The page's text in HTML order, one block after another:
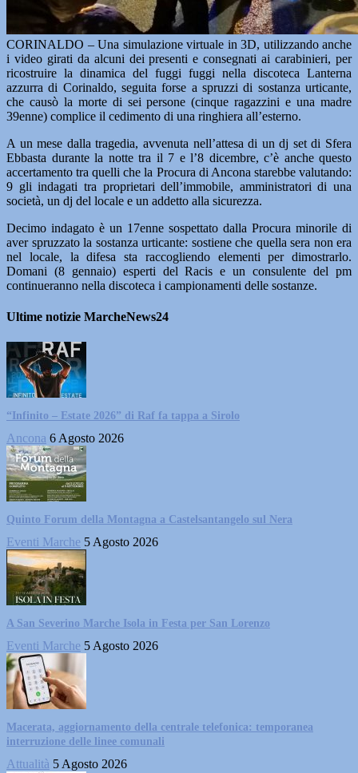
CORINALDO – Una simulazione virtuale in 3D, utilizzando anche
i video girati da alcuni dei presenti e consegnati ai carabinieri, per
ricostruire la dinamica del fuggi fuggi nella discoteca Lanterna
azzurra di Corinaldo, seguita forse a spruzzi di sostanza urticante,
che causò la morte di sei persone (cinque ragazzini e una madre
39enne) complice il cedimento di una ringhiera all’esterno.
A un mese dalla tragedia, avvenuta nell’attesa di un dj set di Sfera
Ebbasta durante la notte tra il 7 e l’8 dicembre, c’è anche questo
accertamento tra quelli che la Procura di Ancona starebbe valutando:
9 gli indagati tra proprietari dell’immobile, amministratori di una
società, un dj del locale e un addetto alla sicurezza.
Decimo indagato è un 17enne sospettato dalla Procura minorile di
aver spruzzato la sostanza urticante: sostiene che quella sera non era
nel locale, la difesa sta raccogliendo elementi per dimostrarlo.
Domani (8 gennaio) esperti del Racis e un consulente del pm
continueranno nella discoteca i campionamenti delle sostanze.
Ultime notizie MarcheNews24
“Infinito – Estate 2026” di Raf fa tappa a Sirolo
Ancona 6 Agosto 2026
Quinto Forum della Montagna a Castelsantangelo sul Nera
Eventi Marche 5 Agosto 2026
A San Severino Marche Isola in Festa per San Lorenzo
Eventi Marche 5 Agosto 2026
Macerata, aggiornamento della centrale telefonica: temporanea
interruzione delle linee comunali
Attualità 5 Agosto 2026